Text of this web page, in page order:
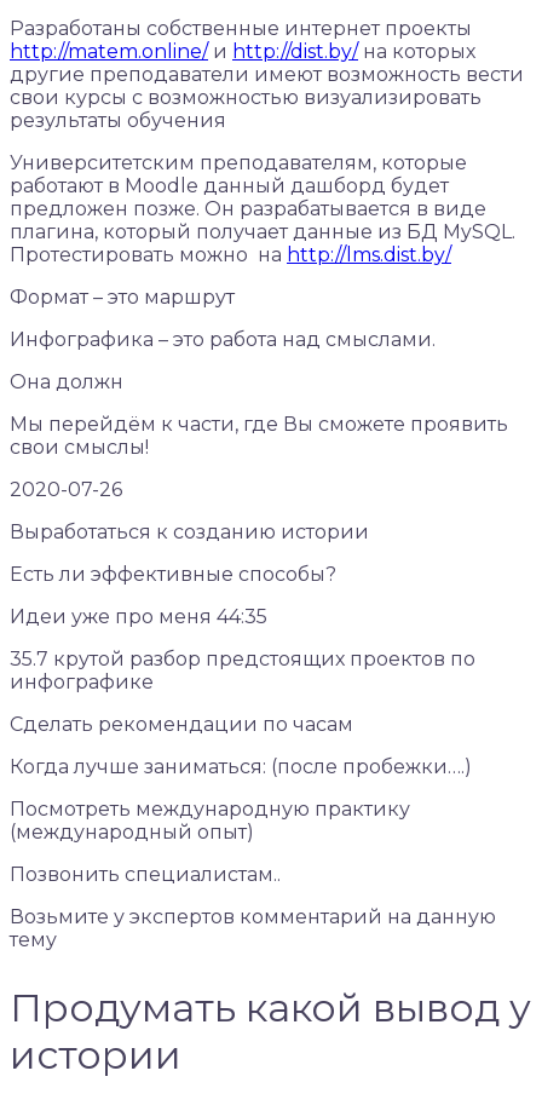
Разработаны собственные интернет проекты
http://matem.online/и http://dist.by/на которых
другие преподаватели имеют возможность вести
свои курсы с возможностью визуализировать
результаты обучения
Университетским преподавателям, которые
работают в Moodle данный дашборд будет
предложен позже. Он разрабатывается в виде
плагина, который получает данные из БД MySQL.
Протестировать можно на http://lms.dist.by/
Формат – это маршрут
Инфографика – это работа над смыслами.
Она должн
Мы перейдём к части, где Вы сможете проявить
свои смыслы!
2020-07-26
Выработаться к созданию истории
Есть ли эффективные способы?
Идеи уже про меня 44:35
35.7 крутой разбор предстоящих проектов по
инфографике
Сделать рекомендации по часам
Когда лучше заниматься: (после пробежки….)
Посмотреть международную практику
(международный опыт)
Позвонить специалистам..
Возьмите у экспертов комментарий на данную
тему
Продумать какой вывод у
истории